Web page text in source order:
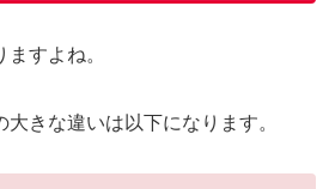
すよね。
きな違いは以下になります。